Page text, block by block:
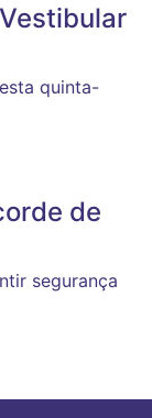
quinta-
de
segurança